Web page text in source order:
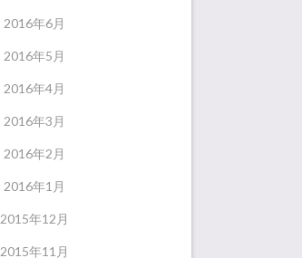
2016年6月
2016年5月
2016年4月
2016年3月
2016年2月
2016年1月
2015年12月
2015年11月